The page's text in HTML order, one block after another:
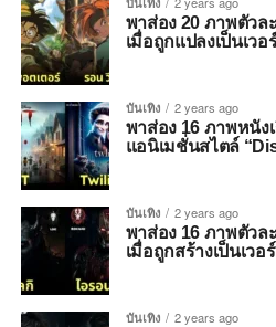
พาส่อง 20 ภาพตัวล
เมื่อถูกแปลงเป็นเว
บันเทิง 2 years ago
พาส่อง 16 ภาพหนัง
แอนิเมชั่นสไตล์
บันเทิง 2 years ago
พาส่อง 16 ภาพตัวล
เมื่อถูกสร้างเป็นเว
บันเทิง 2 years ago